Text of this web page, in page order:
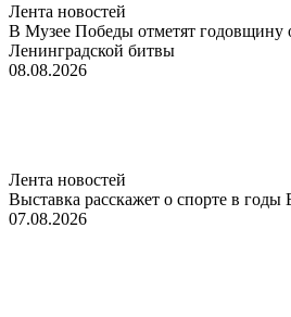
Лента новостей
В Музее Победы отметят годовщину
Ленинградской битвы
08.08.2026
Лента новостей
Выставка расскажет о спорте в годы
07.08.2026